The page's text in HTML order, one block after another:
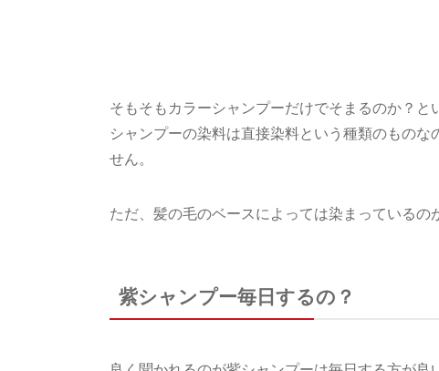
そもそもカラーシャンプーだけでそまるのか？
シャンプーの染料は直接染料という種類のもの
せん。
ただ、髪の毛のベースによっては染まっているの
紫シャンプー毎日するの？